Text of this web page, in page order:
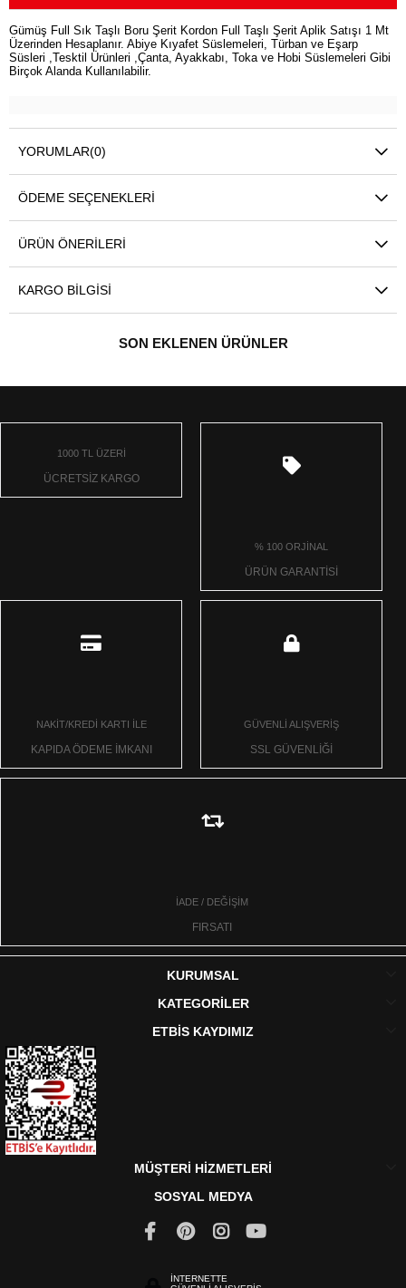
Gümüş Full Sık Taşlı Boru Şerit Kordon Full Taşlı Şerit Aplik Satışı 1 Mt
Üzerinden Hesaplanır. Abiye Kıyafet Süslemeleri, Türban ve Eşarp
Süsleri ,Tesktil Ürünleri ,Çanta, Ayakkabı, Toka ve Hobi Süslemeleri Gibi
Birçok Alanda Kullanılabilir.
YORUMLAR(0)
ÖDEME SEÇENEKLERI
ÜRÜN ÖNERILERI
KARGO BILGISI
SON EKLENEN ÜRÜNLER
1000 TL ÜZERİ
ÜCRETSİZ KARGO
% 100 ORJİNAL
ÜRÜN GARANTİSİ
NAKİT/KREDİ KARTI İLE
KAPIDA ÖDEME İMKANI
GÜVENLİ ALIŞVERİŞ
SSL GÜVENLİĞİ
İADE / DEĞİŞİM
FIRSATI
KURUMSAL
KATEGORİLER
ETBİS KAYDIMIZ
MÜŞTERİ HİZMETLERİ
SOSYAL MEDYA
İNTERNETTE